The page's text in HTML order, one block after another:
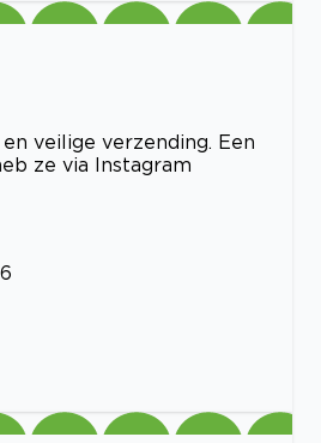
veilige verzending. Een
ze via Instagram